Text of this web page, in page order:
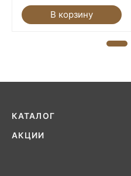
В корзину
КАТАЛОГ
АКЦИИ